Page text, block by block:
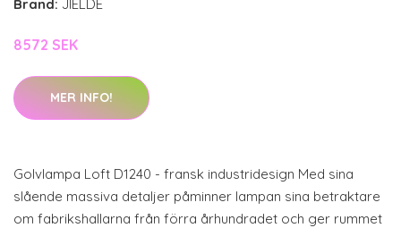
Brand: JIELDÉ
8572 SEK
MER INFO!
Golvlampa Loft D1240 - fransk industridesign Med sina
slående massiva detaljer påminner lampan sina betraktare
om fabrikshallarna från förra århundradet och ger rummet